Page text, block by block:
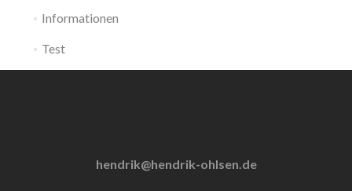
Informationen
Test
hendrik@hendrik-ohlsen.de